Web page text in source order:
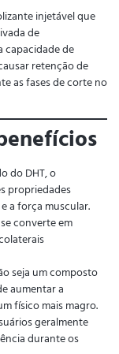
injetável que
de
capacidade de
retenção de
as fases de corte no
do DHT, o
propriedades
a força muscular.
converte em
seja um composto
aumentar a
físico mais magro.
geralmente
durante os